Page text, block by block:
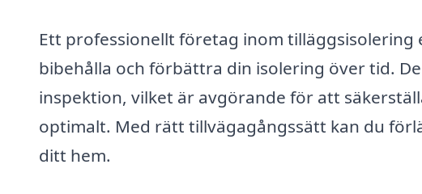
Ett professionellt företag inom
bibehålla och förbättra din isolering över tid.
inspektion, vilket är avgörande för att
optimalt. Med rätt tillvägagångssätt kan du
ditt hem.